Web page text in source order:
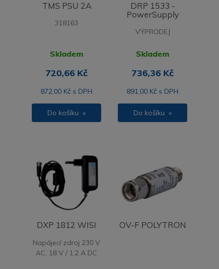
TMS PSU 2A
318163
Skladem
720,66 Kč
872,00 Kč s DPH
Do košíku »
DRP 1533 -
PowerSupply
VÝPRODEJ
Skladem
736,36 Kč
891,00 Kč s DPH
Do košíku »
DXP 1812 WISI
Napájecí zdroj 230 V
AC, 18 V / 1.2 A DC
OV-F POLYTRON